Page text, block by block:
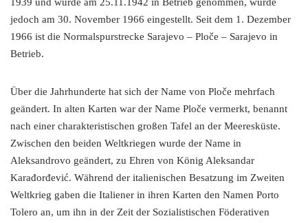
1939 und wurde am 25.11.1942 in Betrieb genommen, wurde
jedoch am 30. November 1966 eingestellt. Seit dem 1. Dezember
1966 ist die Normalspurstrecke Sarajevo – Ploče – Sarajevo in
Betrieb.
Über die Jahrhunderte hat sich der Name von Ploče mehrfach
geändert. In alten Karten war der Name Ploče vermerkt, benannt
nach einer charakteristischen großen Tafel an der Meeresküste.
Zwischen den beiden Weltkriegen wurde der Name in
Aleksandrovo geändert, zu Ehren von König Aleksandar
Karađorđević. Während der italienischen Besatzung im Zweiten
Weltkrieg gaben die Italiener in ihren Karten den Namen Porto
Tolero an, um ihn in der Zeit der Sozialistischen Föderativen